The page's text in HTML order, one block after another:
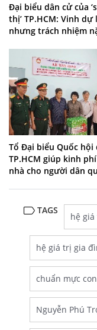
Đại biểu dân cử của
thị’ TP.HCM: Vinh dự
nhưng trách nhiệm
Tổ Đại biểu Quốc hội
TP.HCM giúp kinh
nhà cho người dân
TAGS
hệ
hệ giá trị gia
chuẩn mực
Nguyễn Phú